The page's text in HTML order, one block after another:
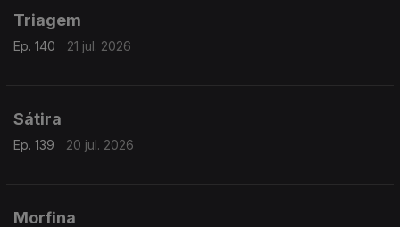
Triagem
Ep. 140 21 jul. 2026
Sátira
Ep. 139 20 jul. 2026
Morfina